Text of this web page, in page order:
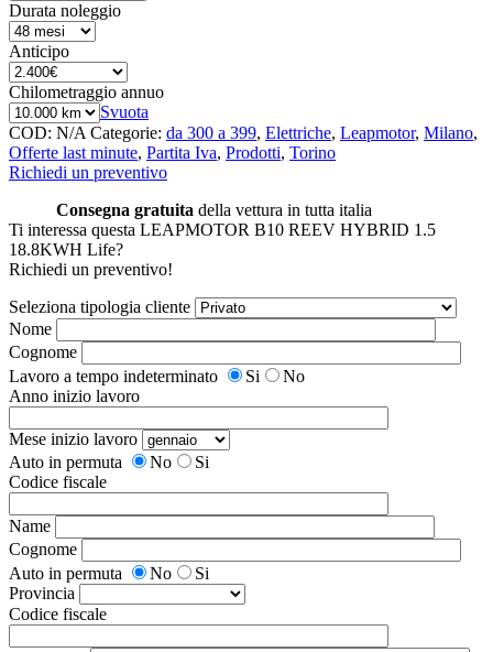
Durata noleggio
Anticipo
Chilometraggio annuo
Svuota
COD: N/A Categorie: da 300 a 399, Elettriche, Leapmotor, Milano,
Offerte last minute, Partita Iva, Prodotti, Torino
Richiedi un preventivo
Consegna gratuita della vettura in tutta italia
Ti interessa questa LEAPMOTOR B10 REEV HYBRID 1.5
18.8KWH Life?
Richiedi un preventivo!
Seleziona tipologia cliente
Nome
Cognome
Lavoro a tempo indeterminato
Si
No
Anno inizio lavoro
Mese inizio lavoro
Auto in permuta
No
Si
Codice fiscale
Name
Cognome
Auto in permuta
No
Si
Provincia
Codice fiscale